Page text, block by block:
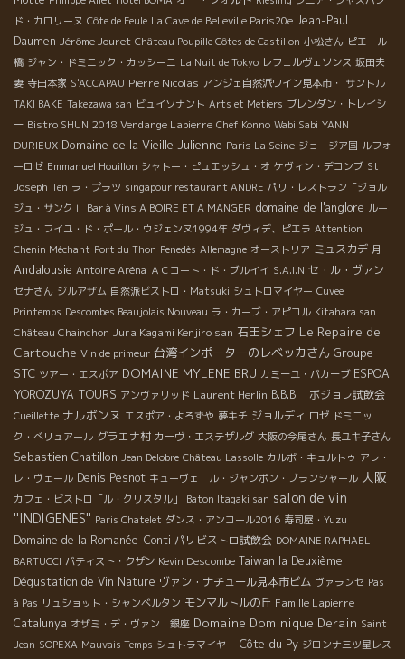
ド・カロリーヌ Côte de Feule La Cave de Belleville Paris20e Jean-Paul
Daumen Jérôme Jouret Château Poupille Côtes de Castillon 小松さん ピエール
橋 ジャン・ドミニック・カッシーニ La Nuit de Tokyo レフェルヴェソンス 坂田夫
妻 寺田本家 S'ACCAPAU Pierre Nicolas アンジェ自然派ワイン見本市・ サントル
TAKI BAKE Takezawa san ビュイソナント Arts et Metiers ブレンダン・トレイシ
ー Bistro SHUN 2018 Vendange Lapierre Chef Konno Wabi Sabi YANN
DURIEUX Domaine de la Vieille Julienne Paris La Seine ジョージア国 ルフォ
ーロゼ Emmanuel Houillon シャトー・ピュエッシュ・オ ケヴィン・デコンブ St
Joseph Ten ラ・プラツ singapour restaurant ANDRE パリ・レストラン「ジョル
ジュ・サンク」
Bar à Vins A BOIRE ET A MANGER domaine de l'anglore ルー
ジュ・フイユ・ド・ポール・ウジェンヌ1994年 ダヴィデ、ピエラ Attention
Chenin Méchant Port du Thon Penedès Allemagne オーストリア ミュスカデ 月
Andalousie Antoine Aréna ＡＣコート・ド・ブルイイ S.A.I.N セ・ル・ヴァン
セナさん ジルアザム 自然派ビストロ・Matsuki シュトロマイヤー Cuvee
Printemps Descombes Beaujolais Nouveau ラ・カーブ・アピコル Kitahara san
Château Chainchon Jura Kagami Kenjiro san 石田シェフ Le Repaire de
Cartouche Vin de primeur 台湾インポーターのレベッカさん Groupe
STC ツアー・エスポア DOMAINE MYLENE BRU カミーユ・バカーブ ESPOA
YOROZUYA TOURS アンヴァリッド Laurent Herlin B.B.B. ボジョレ試飲会
Cueillette ナルボンヌ エスポア・よろずや 夢キチ ジョルディ ロゼ ドミニッ
ク・べリュアール グラエナ村 カーヴ・エステザルグ 大阪の今尾さん 長ユキ子さん
Sebastien Chatillon Jean Delobre Château Lassolle カルボ・キュルトゥ アレ・
レ・ヴェール Denis Pesnot キューヴェ ル・ジャンボン・ブランシャール 大阪
カフェ・ビストロ「ル・クリスタル」 Baton Itagaki san salon de vin
''INDIGENES'' Paris Chatelet ダンス・アンコール2016 寿司屋・Yuzu
Domaine de la Romanée-Conti パリビストロ試飲会 DOMAINE RAPHAEL
BARTUCCI バティスト・クザン Kevin Descombe Taiwan la Deuxième
Dégustation de Vin Nature ヴァン・ナチュール見本市ビム ヴァランセ Pas
à Pas リュショット・シャンベルタン モンマルトルの丘 Famille Lapierre
Catalunya オザミ・デ・ヴァン 銀座 Domaine Dominique Derain Saint
Jean SOPEXA Mauvais Temps シュトラマイヤー Côte du Py ジロンナ三ツ星レス